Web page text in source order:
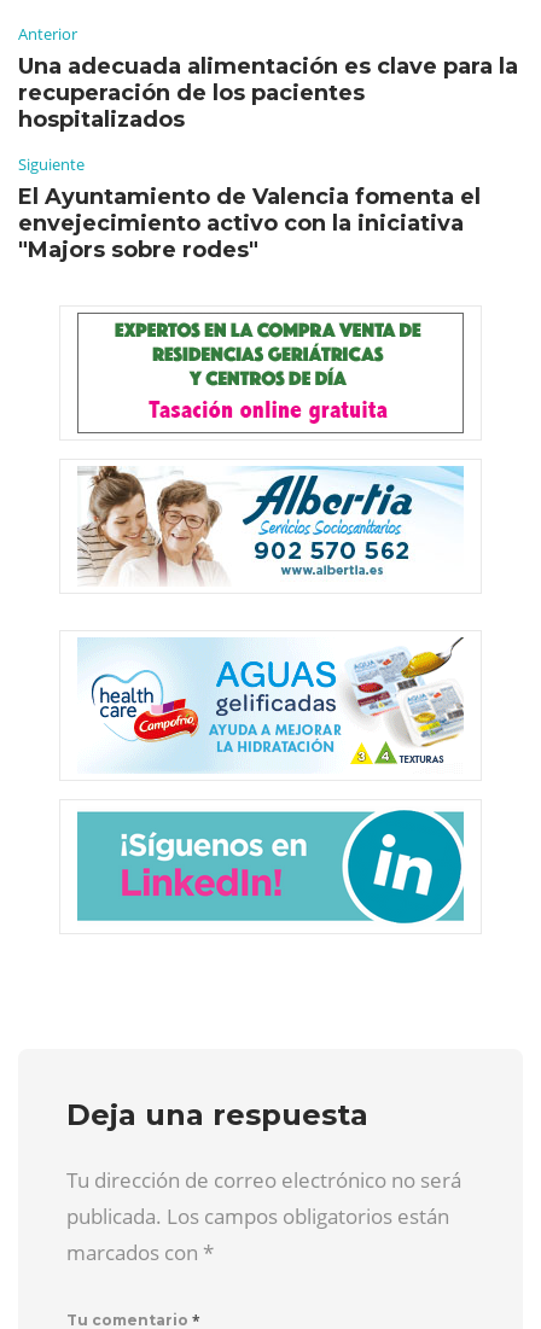
Anterior
Una adecuada alimentación es clave para la
recuperación de los pacientes
hospitalizados
Siguiente
El Ayuntamiento de Valencia fomenta el
envejecimiento activo con la iniciativa
"Majors sobre rodes"
Deja una respuesta
Tu dirección de correo electrónico no será
publicada. Los campos obligatorios están
marcados con *
Tu comentario *